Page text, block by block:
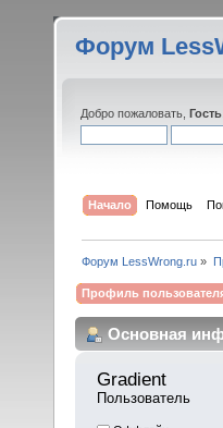
Форум
Добро пожаловать, Гость
Начало Помощь
Форум LessWrong.ru »
Профиль
Основная
Gradient
Пользователь